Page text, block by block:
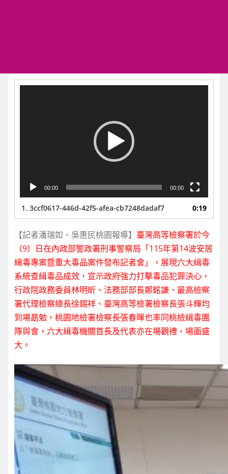
00:00 00:00
1. 3ccf0617-446d-42f5-afea-cb7248dadaf7 0:19
【記者潘瑞如、吳惠民桃園報導】 臺灣高等檢察署於今
（9）日在內政部警政署刑事警察局「115年第14波安居
緝毒專案暨重大毒品案件發布記者會」，展現六大緝毒
系統查緝毒品成效，宣示政府強力打擊毒品犯罪決心，
行政院政務委員林明昕、法務部部長鄭銘謙、最高檢察
署代理檢察總長徐錫祥、臺灣高等檢署檢察長張斗輝均
到場勗勉，桃園地檢署檢察長張春暉也率同桃檢緝毒團
隊與會，六大緝毒機關首長及代表亦在場觀禮，場面盛
大。